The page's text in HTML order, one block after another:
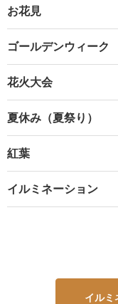
お花見
ゴールデンウィーク
花火大会
夏休み（夏祭り）
紅葉
イルミネーション
イルミ